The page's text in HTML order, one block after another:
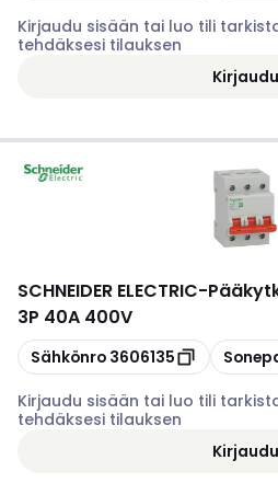
Kirjaudu sisään tai luo tili
tehdäksesi tilauksen
Kirjaudu
SCHNEIDER ELECTRIC-
3P 40A 400V
Kopioi
Sähkönro 3606135 Kopioi
Kirjaudu sisään tai luo tili
tehdäksesi tilauksen
Kirjaudu